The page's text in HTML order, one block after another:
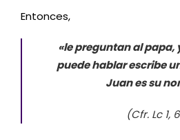
Entonces,
«le preguntan al papa,
puede hablar escribe
Juan es su
(Cfr. Lc 1,